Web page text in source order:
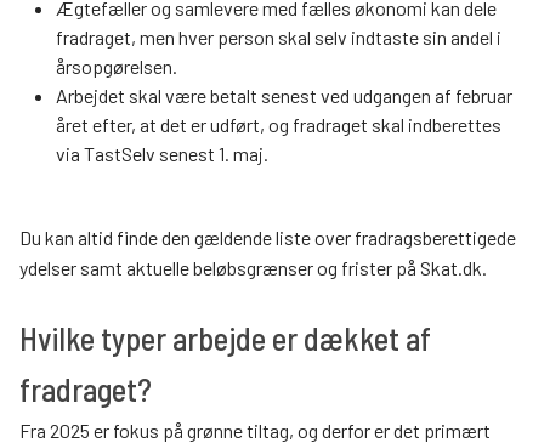
Ægtefæller og samlevere med fælles økonomi kan dele
fradraget, men hver person skal selv indtaste sin andel i
årsopgørelsen.
Arbejdet skal være betalt senest ved udgangen af februar
året efter, at det er udført, og fradraget skal indberettes
via TastSelv senest 1. maj.
Du kan altid finde den gældende liste over fradragsberettigede
ydelser samt aktuelle beløbsgrænser og frister på Skat.dk.
Hvilke typer arbejde er dækket af
fradraget?
Fra 2025 er fokus på grønne tiltag, og derfor er det primært